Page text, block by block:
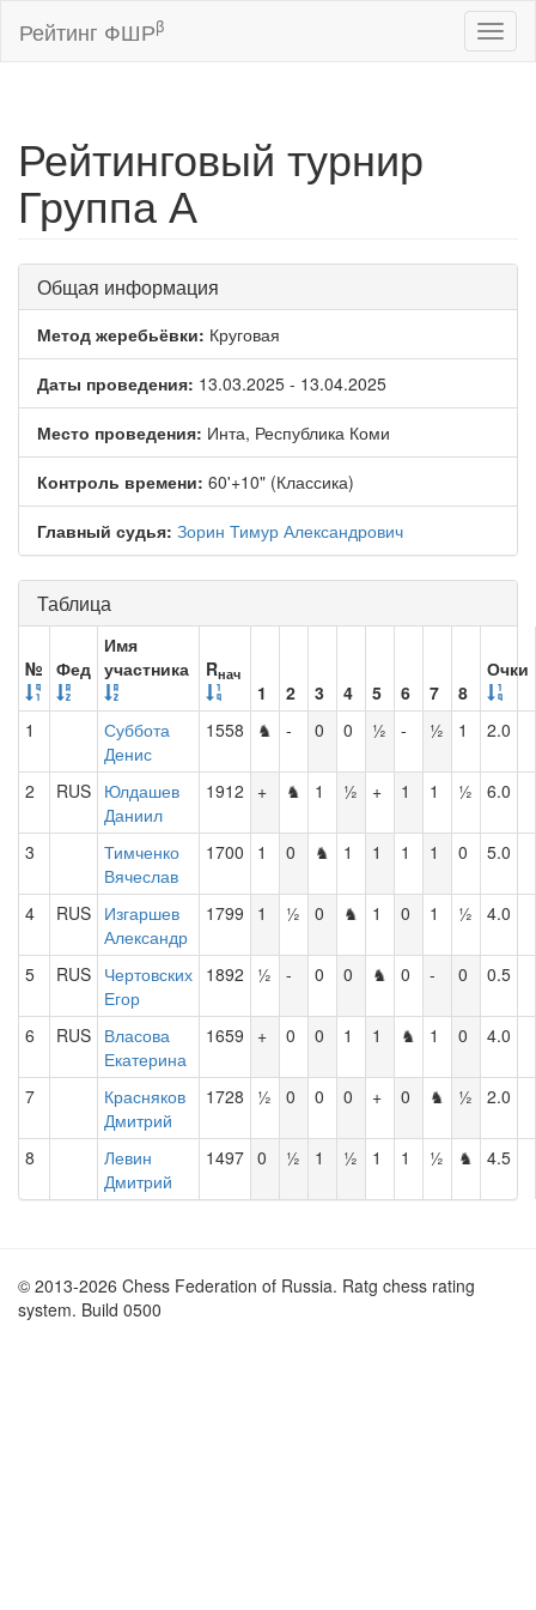
Рейтинг ФШРβ
Рейтинговый турнир
Группа А
Общая информация
Метод жеребьёвки: Круговая
Даты проведения: 13.03.2025 - 13.04.2025
Место проведения: Инта, Республика Коми
Контроль времени: 60'+10" (Классика)
Главный судья: Зорин Тимур Александрович
Таблица
№ Фед
Имя
участника
Rнач
1 2 3 4 5 6 7 8
Очки
1
Суббота
Денис
1558 ♞ - 0 0 ½ - ½ 1 2.0
2 RUS Юлдашев
Даниил
1912 + ♞ 1 ½ + 1 1 ½ 6.0
3
Тимченко
Вячеслав
1700 1 0 ♞ 1 1 1 1 0 5.0
4 RUS Изгаршев
Александр
1799 1 ½ 0 ♞ 1 0 1 ½ 4.0
5 RUS Чертовских
Егор
1892 ½ - 0 0 ♞ 0 - 0 0.5
6 RUS Власова
Екатерина
1659 + 0 0 1 1 ♞ 1 0 4.0
7
Красняков
Дмитрий
1728 ½ 0 0 0 + 0 ♞ ½ 2.0
8
Левин
Дмитрий
1497 0 ½ 1 ½ 1 1 ½ ♞ 4.5
© 2013-2026 Chess Federation of Russia. Ratg chess rating
system. Build 0500